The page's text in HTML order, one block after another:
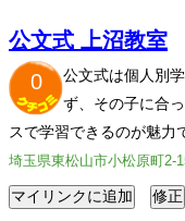
公文式 上沼教室
0
公文式は個人別
ず、その子に合
スで学習できるのが魅力
埼玉県東松山市小松原町2-